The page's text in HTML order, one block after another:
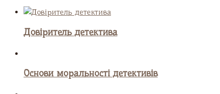
Довіритель детектива
Основи моральності детективів